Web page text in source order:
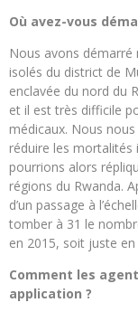
Où avez-vous
Nous avons démarré
isolés du district de
enclavée du nord du
et il est très difficile
médicaux. Nous
réduire les
pourrions alors
régions du Rwanda.
d’un passage à
tomber à 31 le
en 2015, soit juste
Comment les
application ?